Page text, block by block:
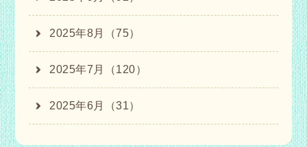
2025年8月（75）
2025年7月（120）
2025年6月（31）